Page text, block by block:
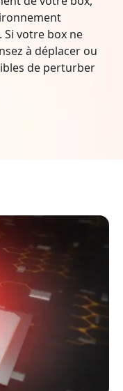
Si votre box ne
à déplacer ou
de perturber